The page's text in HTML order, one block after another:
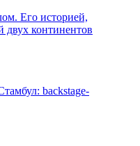
Его историей,
двух континентов